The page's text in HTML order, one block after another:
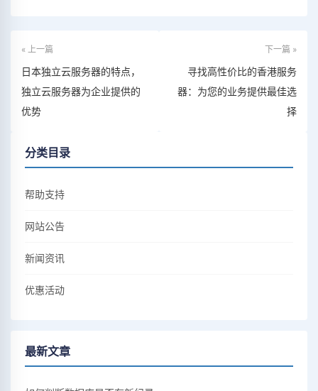
« 上一篇
日本独立云服务器的特点，
独立云服务器为企业提供的
优势
下一篇 »
寻找高性价比的香港服务
器：为您的业务提供最佳选
择
分类目录
帮助支持
网站公告
新闻资讯
优惠活动
最新文章